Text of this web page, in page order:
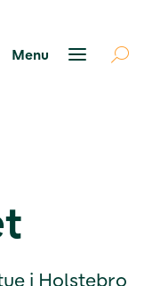
i Holstebro